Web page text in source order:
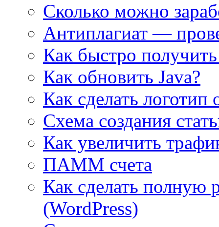
Сколько можно
Антиплагиат —
Как быстро
Как обновить Java?
Как сделать логотип
Cхема создания
Как увеличить
ПАММ счета
Как сделать полную
(WordPress)